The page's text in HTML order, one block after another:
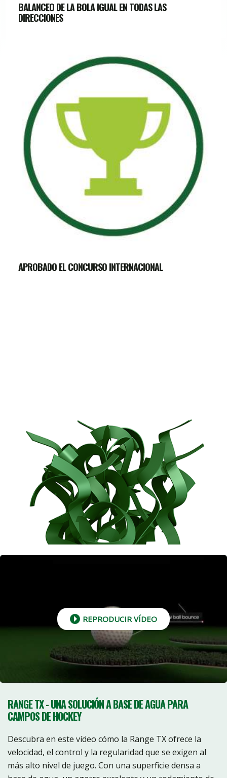
BALANCEO DE LA BOLA IGUAL EN TODAS LAS
DIRECCIONES
APROBADO EL CONCURSO INTERNACIONAL
REPRODUCIR VÍDEO
RANGE TX - UNA SOLUCIÓN A BASE DE AGUA PARA
CAMPOS DE HOCKEY
Descubra en este vídeo cómo la Range TX ofrece la
velocidad, el control y la regularidad que se exigen al
más alto nivel de juego. Con una superficie densa a